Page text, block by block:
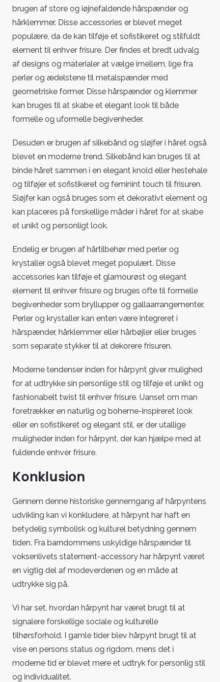
brugen af store og iøjnefaldende hårspænder og
hårklemmer. Disse accessories er blevet meget
populære, da de kan tilføje et sofistikeret og stilfuldt
element til enhver frisure. Der findes et bredt udvalg
af designs og materialer at vælge imellem, lige fra
perler og ædelstene til metalspænder med
geometriske former. Disse hårspænder og klemmer
kan bruges til at skabe et elegant look til både
formelle og uformelle begivenheder.
Desuden er brugen af silkebånd og sløjfer i håret også
blevet en moderne trend. Silkebånd kan bruges til at
binde håret sammen i en elegant knold eller hestehale
og tilføjer et sofistikeret og feminint touch til frisuren.
Sløjfer kan også bruges som et dekorativt element og
kan placeres på forskellige måder i håret for at skabe
et unikt og personligt look.
Endelig er brugen af hårtilbehør med perler og
krystaller også blevet meget populært. Disse
accessories kan tilføje et glamourøst og elegant
element til enhver frisure og bruges ofte til formelle
begivenheder som bryllupper og gallaarrangementer.
Perler og krystaller kan enten være integreret i
hårspænder, hårklemmer eller hårbøjler eller bruges
som separate stykker til at dekorere frisuren.
Moderne tendenser inden for hårpynt giver mulighed
for at udtrykke sin personlige stil og tilføje et unikt og
fashionabelt twist til enhver frisure. Uanset om man
foretrækker en naturlig og boheme-inspireret look
eller en sofistikeret og elegant stil, er der utallige
muligheder inden for hårpynt, der kan hjælpe med at
fuldende enhver frisure.
Konklusion
Gennem denne historiske gennemgang af hårpyntens
udvikling kan vi konkludere, at hårpynt har haft en
betydelig symbolisk og kulturel betydning gennem
tiden. Fra barndommens uskyldige hårspænder til
voksenlivets statement-accessory har hårpynt været
en vigtig del af modeverdenen og en måde at
udtrykke sig på.
Vi har set, hvordan hårpynt har været brugt til at
signalere forskellige sociale og kulturelle
tilhørsforhold. I gamle tider blev hårpynt brugt til at
vise en persons status og rigdom, mens det i
moderne tid er blevet mere et udtryk for personlig stil
og individualitet.